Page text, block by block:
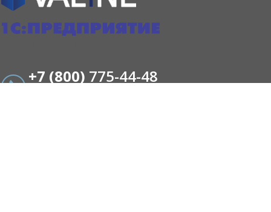
+7 (800) 775-44-48